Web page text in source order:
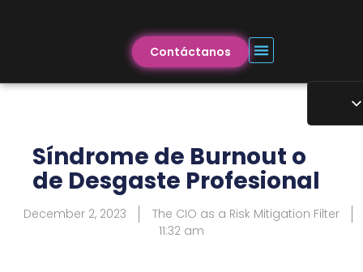
Contáctanos
Síndrome de Burnout o
de Desgaste Profesional
December 2, 2023
The CIO as a Risk Mitigation Filter
11:32 am